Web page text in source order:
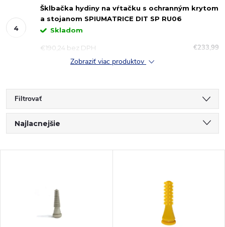
Šklbačka hydiny na vŕtačku s ochranným krytom
a stojanom SPIUMATRICE DIT SP RU06
Skladom
€233,99
€190,24 bez DPH
Zobraziť viac produktov
Filtrovať
R
a
Najlacnejšie